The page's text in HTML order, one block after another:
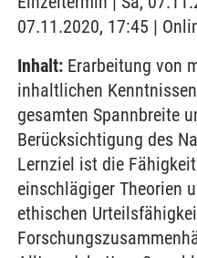
07.11.2020, 17:45 |
Inhalt: Erarbeitung von
inhaltlichen
gesamten Spannbreite
Berücksichtigung des
Lernziel ist die
einschlägiger Theorien
ethischen